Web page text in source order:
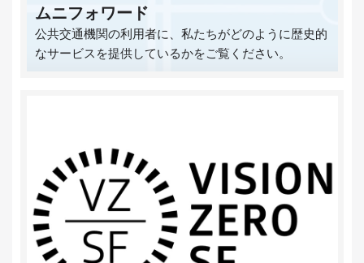
ムニフォワード
公共交通機関の利用者に、私たちがどのように歴史的
なサービスを提供しているかをご覧ください。